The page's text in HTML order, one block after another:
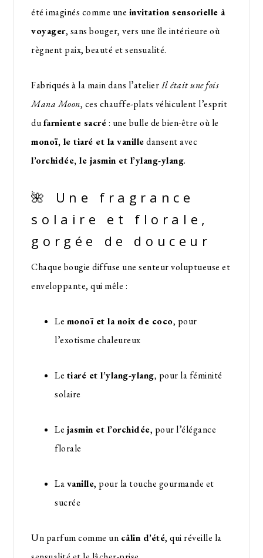
été imaginés comme une invitation sensorielle à
voyager, sans bouger, vers une île intérieure où
règnent paix, beauté et sensualité.
Fabriqués à la main dans l’atelierIl était une fois
Mana Moon, ces chauffe-plats véhiculent l’esprit
dufarniente sacré: une bulle de bien-être où le
monoï, le tiaré et la vanilledansent avec
l’orchidée, le jasmin et l’ylang-ylang.
🌺 Une fragrance
solaire et florale,
gorgée de douceur
Chaque bougie diffuse une senteur voluptueuse et
enveloppante, qui mêle :
Le monoï et la noix de coco, pour
l’exotisme chaleureux
Le tiaré et l’ylang-ylang, pour la féminité
solaire
Le jasmin et l’orchidée, pour l’élégance
florale
Lavanille, pour la touche gourmande et
sucrée
Un parfum comme un câlin d’été, qui réveille la